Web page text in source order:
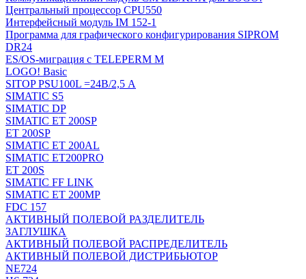
Центральный процессор CPU550
Интерфейсный модуль IM 152-1
Программа для графического конфигурирования SIPROM
DR24
ES/OS-миграция с TELEPERM M
LOGO! Basic
SITOP PSU100L =24В/2,5 A
SIMATIC S5
SIMATIC DP
SIMATIC ET 200SP
ET 200SP
SIMATIC ET 200AL
SIMATIC ET200PRO
ET 200S
SIMATIC FF LINK
SIMATIC ET 200MP
FDC 157
АКТИВНЫЙ ПОЛЕВОЙ РАЗДЕЛИТЕЛЬ
ЗАГЛУШКА
АКТИВНЫЙ ПОЛЕВОЙ РАСПРЕДЕЛИТЕЛЬ
АКТИВНЫЙ ПОЛЕВОЙ ДИСТРИБЬЮТОР
NE724